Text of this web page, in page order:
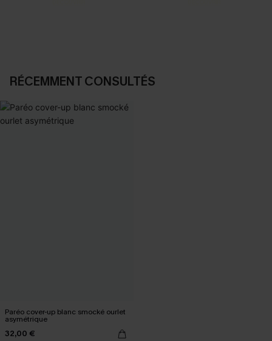
RÉCEMMENT CONSULTÉS
Paréo cover-up blanc smocké ourlet
asymétrique
32,00 €